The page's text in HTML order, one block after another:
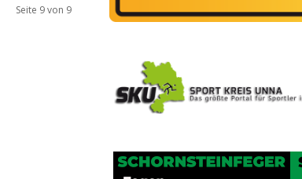
Seite 9 von 9